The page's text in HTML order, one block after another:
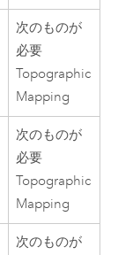
次のものが
必要
Topographic
Mapping
次のものが
必要
Topographic
Mapping
次のものが